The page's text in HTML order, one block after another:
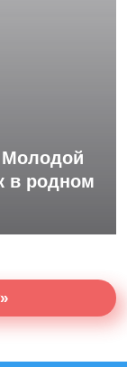
Молодой
в родном